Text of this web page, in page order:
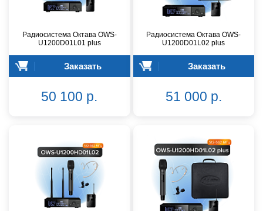
Радиосистема Октава OWS-
U1200D01L01 plus
Заказать
50 100 р.
Радиосистема Октава OWS-
U1200D01L02 plus
Заказать
51 000 р.